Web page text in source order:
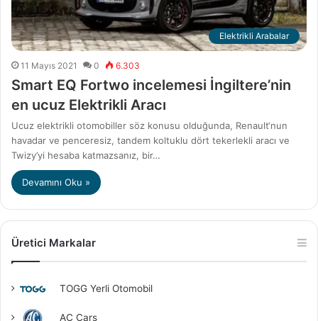
Elektrikli Arabalar
11 Mayıs 2021 0 6.303
Smart EQ Fortwo incelemesi İngiltere’nin
en ucuz Elektrikli Aracı
Ucuz elektrikli otomobiller söz konusu olduğunda, Renault‘nun
havadar ve penceresiz, tandem koltuklu dört tekerlekli aracı ve
Twizy’yi hesaba katmazsanız, bir…
Devamını Oku »
Üretici Markalar
TOGG Yerli Otomobil
AC Cars